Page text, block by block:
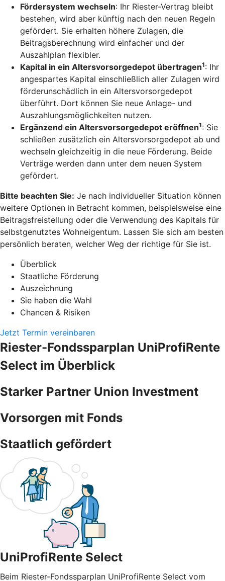
Fördersystem wechseln: Ihr Riester-Vertrag bleibt
bestehen, wird aber künftig nach den neuen Regeln
gefördert. Sie erhalten höhere Zulagen, die
Beitragsberechnung wird einfacher und der
Auszahlplan flexibler.
Kapital in ein Altersvorsorgedepot übertragen1: Ihr
angespartes Kapital einschließlich aller Zulagen wird
förderunschädlich in ein Altersvorsorgedepot
überführt. Dort können Sie neue Anlage- und
Auszahlungsmöglichkeiten nutzen.
Ergänzend ein Altersvorsorgedepot eröffnen1: Sie
schließen zusätzlich ein Altersvorsorgedepot ab und
wechseln gleichzeitig in die neue Förderung. Beide
Verträge werden dann unter dem neuen System
gefördert.
Bitte beachten Sie: Je nach individueller Situation können
weitere Optionen in Betracht kommen, beispielsweise eine
Beitragsfreistellung oder die Verwendung des Kapitals für
selbstgenutztes Wohneigentum. Lassen Sie sich am besten
persönlich beraten, welcher Weg der richtige für Sie ist.
Überblick
Staatliche Förderung
Auszeichnung
Sie haben die Wahl
Chancen & Risiken
Jetzt Termin vereinbaren
Riester-Fondssparplan UniProfiRente
Select im Überblick
Starker Partner Union Investment
Vorsorgen mit Fonds
Staatlich gefördert
UniProfiRente Select
Beim Riester-Fondssparplan UniProfiRente Select vom